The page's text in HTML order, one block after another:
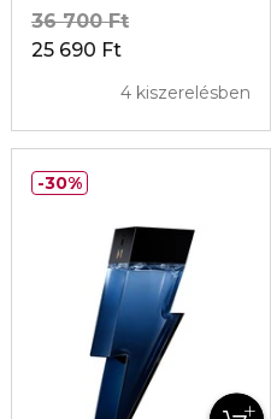
25 690 Ft
36 700 Ft
4 kiszerelésben
30%